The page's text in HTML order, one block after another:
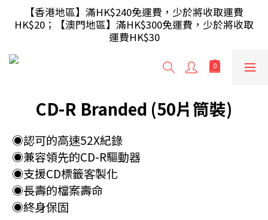
【滿額即送】訂單滿$499 送 USB 無線滑鼠 / 30W USB
充電器 ; 滿$699 再送 AA/AAA 電芯40粒(隨機及根據庫
存調整)
【香港地區】滿HK$240免運費，少於將收取運費
HK$20；【澳門地區】滿HK$300免運費，少於將收取
運費HK$30
【滿額即送】訂單滿$499 送 USB 無線滑鼠 / 30W USB
充電器 ; 滿$699 再送 AA/AAA 電芯40粒(隨機及根據庫
CD-R Branded (50片筒裝)
◉認可的高速52X紀錄
◉兼容領先的CD-R驅動器
◉支援CD標籤客製化
◉長壽的檔案壽命
◉終身保固